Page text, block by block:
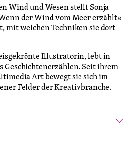
Wind und Wesen stellt Sonja
der Wind vom Meer erzählt«
mit welchen Techniken sie dort
Illustratorin, lebt in
Seit ihrem
Art bewegt sie sich im
Felder der Kreativbranche.